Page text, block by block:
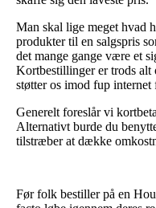
Man skal lige meget hvad
produkter til en salgspris
det mange gange være et
Kortbestillinger er trods
støtter os imod fup internet
Generelt foreslår vi
Alternativt burde du
tilstræber at dække
Før folk bestiller på en